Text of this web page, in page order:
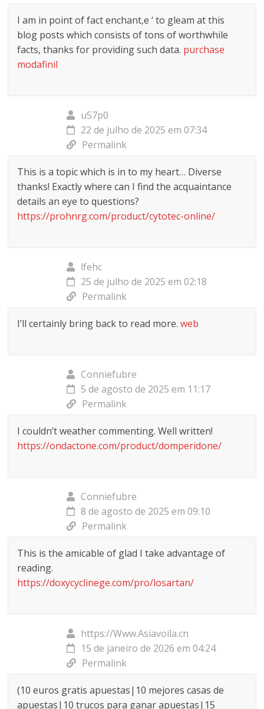
I am in point of fact enchant‚e ‘ to gleam at this
blog posts which consists of tons of worthwhile
facts, thanks for providing such data. purchase
modafinil
u57p0
22 de julho de 2025 em 07:34
Permalink
This is a topic which is in to my heart… Diverse
thanks! Exactly where can I find the acquaintance
details an eye to questions?
https://prohnrg.com/product/cytotec-online/
lfehc
25 de julho de 2025 em 02:18
Permalink
I’ll certainly bring back to read more.web
Conniefubre
5 de agosto de 2025 em 11:17
Permalink
I couldn’t weather commenting. Well written!
https://ondactone.com/product/domperidone/
Conniefubre
8 de agosto de 2025 em 09:10
Permalink
This is the amicable of glad I take advantage of
reading.
https://doxycyclinege.com/pro/losartan/
https://Www.Asiavoila.cn
15 de janeiro de 2026 em 04:24
Permalink
(10 euros gratis apuestas|10 mejores casas de
apuestas|10 trucos para ganar apuestas|15